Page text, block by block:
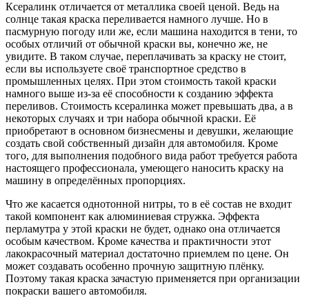
Ксералинк отличается от металлика своей ценой. Ведь на
солнце такая краска переливается намного лучше. Но в
пасмурную погоду или же, если машина находится в тени, то
особых отличий от обычной краски вы, конечно же, не
увидите. В таком случае, переплачивать за краску не стоит,
если вы используете своё транспортное средство в
промышленных целях. При этом стоимость такой краски
намного выше из-за её способности к созданию эффекта
переливов. Стоимость ксералинка может превышать два, а в
некоторых случаях и три набора обычной краски. Её
приобретают в основном бизнесмены и девушки, желающие
создать свой собственный дизайн для автомобиля. Кроме
того, для выполнения подобного вида работ требуется работа
настоящего профессионала, умеющего наносить краску на
машину в определённых пропорциях.
Что же касается однотонной нитры, то в её состав не входит
такой компонент как алюминиевая стружка. Эффекта
перламутра у этой краски не будет, однако она отличается
особым качеством. Кроме качества и практичности этот
лакокрасочный материал достаточно приемлем по цене. Он
может создавать особенно прочную защитную плёнку.
Поэтому такая краска зачастую применяется при организации
покраски вашего автомобиля.